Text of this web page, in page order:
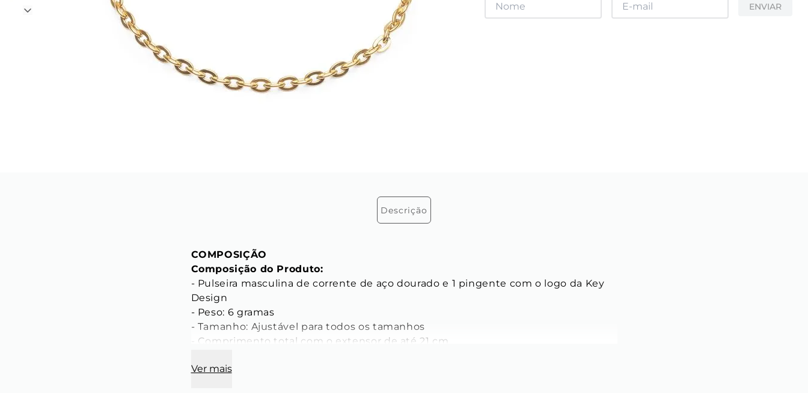
ENVIAR
Descrição
COMPOSIÇÃO
Composição do Produto:
- Pulseira masculina de corrente de aço dourado e 1 pingente com o logo da Key
Design
- Peso: 6 gramas
- Tamanho: Ajustável para todos os tamanhos
- Comprimento total com o extensor de até 21 cm
CARACTERÍSTICAS
Ver mais